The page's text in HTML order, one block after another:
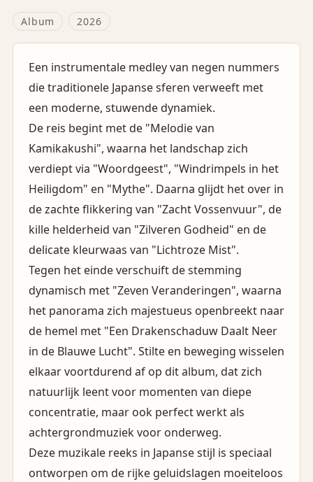
Album 2026
Een instrumentale medley van negen nummers
die traditionele Japanse sferen verweeft met
een moderne, stuwende dynamiek.
De reis begint met de "Melodie van
Kamikakushi", waarna het landschap zich
verdiept via "Woordgeest", "Windrimpels in het
Heiligdom" en "Mythe". Daarna glijdt het over in
de zachte flikkering van "Zacht Vossenvuur", de
kille helderheid van "Zilveren Godheid" en de
delicate kleurwaas van "Lichtroze Mist".
Tegen het einde verschuift de stemming
dynamisch met "Zeven Veranderingen", waarna
het panorama zich majestueus openbreekt naar
de hemel met "Een Drakenschaduw Daalt Neer
in de Blauwe Lucht". Stilte en beweging wisselen
elkaar voortdurend af op dit album, dat zich
natuurlijk leent voor momenten van diepe
concentratie, maar ook perfect werkt als
achtergrondmuziek voor onderweg.
Deze muzikale reeks in Japanse stijl is speciaal
ontworpen om de rijke geluidslagen moeiteloos